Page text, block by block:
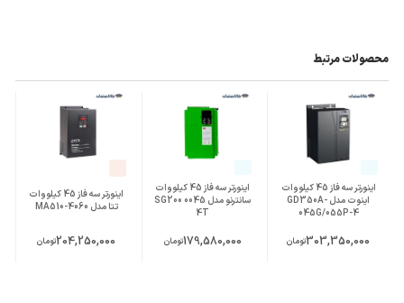
محصولات مرتبط
اینورتر سه فاز 45 کیلووات
اینوت مدل GD350A-
045G/055P-4
303,350,000تومان
اینورتر سه فاز 45 کیلووات
سانترنو مدل SG200 0045
4T
179,580,000تومان
اینورتر سه فاز 45 کیلووات
تتا مدل MA510-4060
204,250,000تومان